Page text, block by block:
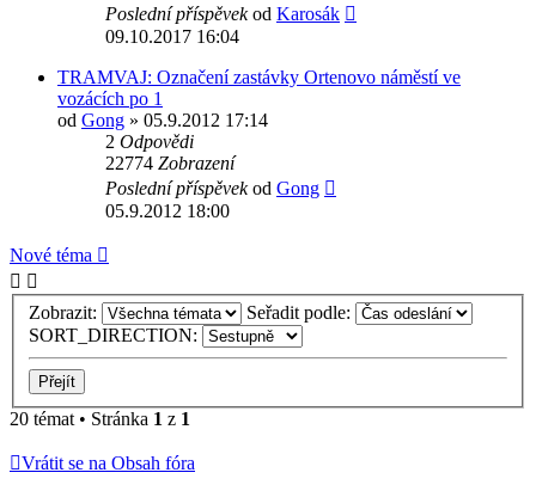
Poslední příspěvekod Karosák
09.10.2017 16:04
TRAMVAJ: Označení zastávky Ortenovo náměstí ve
vozácích po 1
od Gong » 05.9.2012 17:14
2 Odpovědi
22774 Zobrazení
Poslední příspěvekod Gong
05.9.2012 18:00
Nové téma
Zobrazit:
Seřadit podle:
SORT_DIRECTION:
20 témat • Stránka 1 z 1
Vrátit se na Obsah fóra